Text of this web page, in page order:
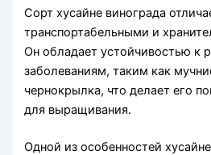
Сорт хусайне винограда
транспортабельными и
Он обладает устойчивостью к
заболеваниям, таким как
чернокрылка, что делает его
для выращивания.
Одной из особенностей